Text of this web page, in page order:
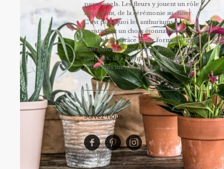
personnels. Les fleurs y jouent un rôle
important, de la cérémonie au dîner.
C’est pourquoi les anthuriums
constituent un choix étonnamment
polyvalent. Grâce à leur forme élégante,
leur bonne tenue et leur large palette de
couleurs, ils s'intègrent parfaitement à
différents thèmes de mariage !
Suivez-nous